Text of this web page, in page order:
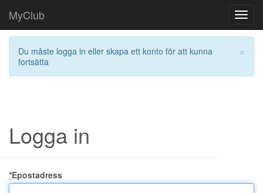
MyClub
×
Du måste logga in eller skapa ett konto för att kunna
fortsätta
Logga in
*Epostadress